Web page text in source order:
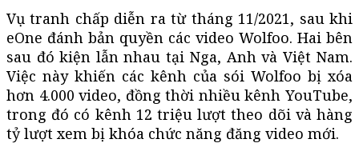
Vụ tranh chấp diễn ra từ tháng 11/2021, sau khi
eOne đánh bản quyền các video Wolfoo. Hai bên
sau đó kiện lẫn nhau tại Nga, Anh và Việt Nam.
Việc này khiến các kênh của sói Wolfoo bị xóa
hơn 4.000 video, đồng thời nhiều kênh YouTube,
trong đó có kênh 12 triệu lượt theo dõi và hàng
tỷ lượt xem bị khóa chức năng đăng video mới.